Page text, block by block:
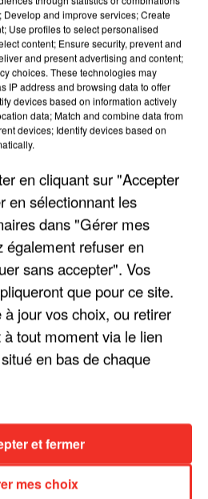
CHANTE
Voir plus
À DISPOSITION DES
LE TRAC"
PAS DES PARENTS
MIEUX SUR SCÈNE" -
and improve services; Create
Use profiles to select personalised
content; Ensure security, prevent and
and present advertising and content;
choices. These technologies may
IP address and browsing data to offer
devices based on information actively
data; Match and combine data from
devices; Identify devices based on
en cliquant sur "Accepter
en sélectionnant les
dans "Gérer mes
également refuser en
sans accepter". Vos
que pour ce site.
jour vos choix, ou retirer
tout moment via le lien
en bas de chaque
mes choix
et fermer